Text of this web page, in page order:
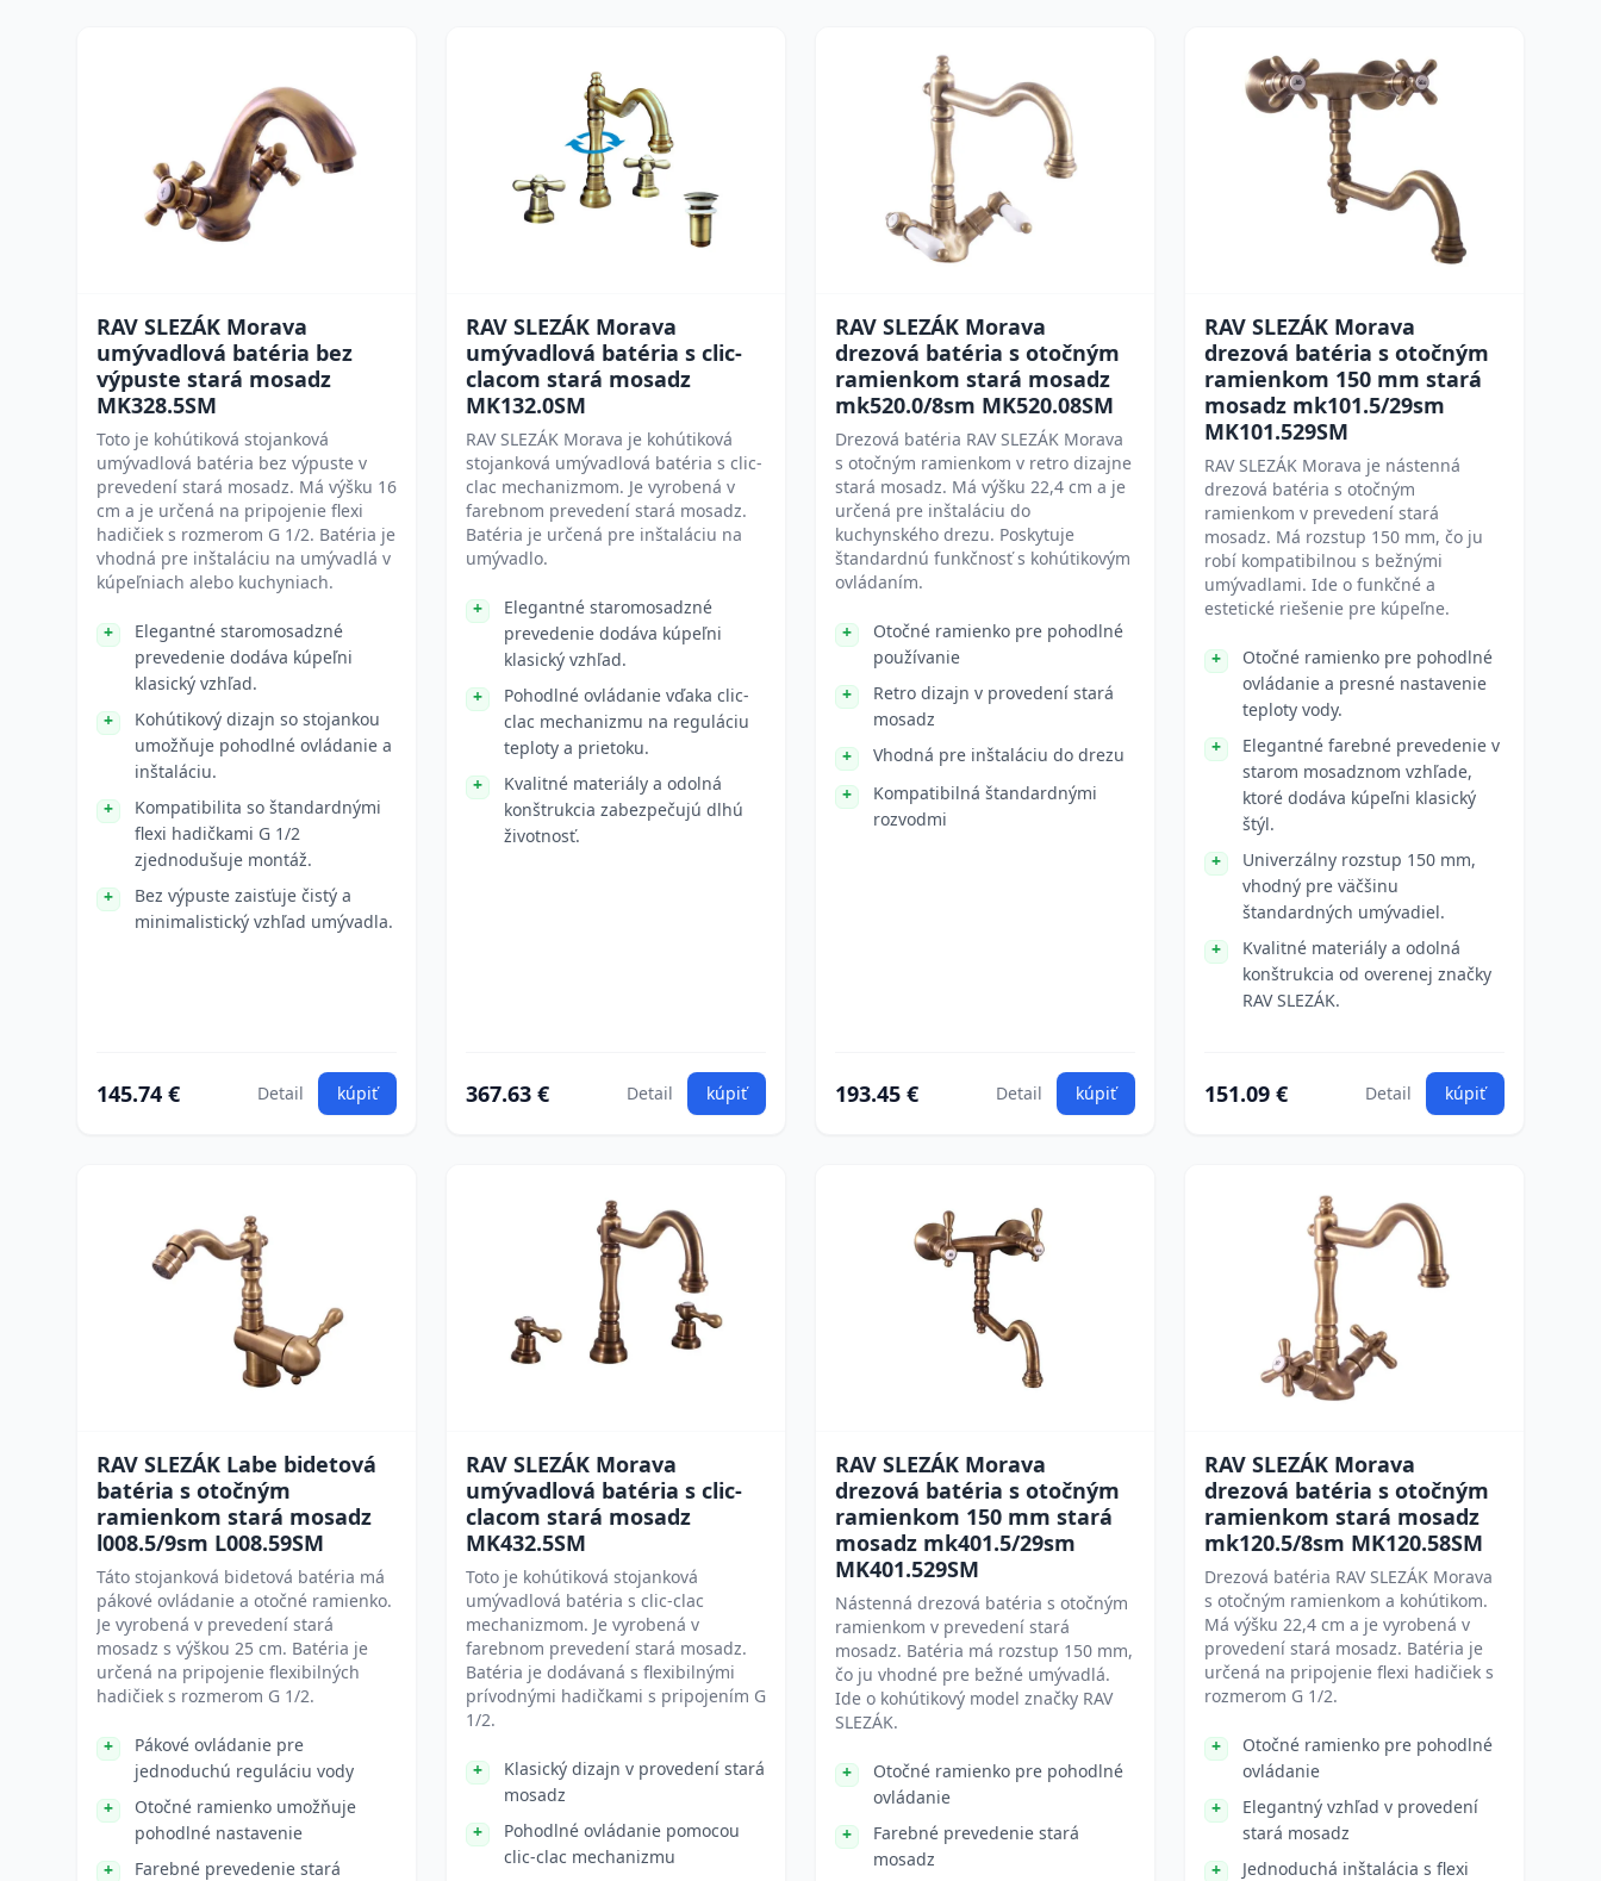
RAV SLEZÁK Morava
umývadlová batéria bez
výpuste stará mosadz
MK328.5SM
Toto je kohútiková stojanková
umývadlová batéria bez výpuste v
prevedení stará mosadz. Má výšku 16
cm a je určená na pripojenie flexi
hadičiek s rozmerom G 1/2. Batéria je
vhodná pre inštaláciu na umývadlá v
kúpeľniach alebo kuchyniach.
Elegantné staromosadzné
prevedenie dodáva kúpeľni
klasický vzhľad.
Kohútikový dizajn so stojankou
umožňuje pohodlné ovládanie a
inštaláciu.
Kompatibilita so štandardnými
flexi hadičkami G 1/2
zjednodušuje montáž.
Bez výpuste zaisťuje čistý a
minimalistický vzhľad umývadla.
145.74 € Detail kúpiť
RAV SLEZÁK Morava
umývadlová batéria s clic-
clacom stará mosadz
MK132.0SM
RAV SLEZÁK Morava je kohútiková
stojanková umývadlová batéria s clic-
clac mechanizmom. Je vyrobená v
farebnom prevedení stará mosadz.
Batéria je určená pre inštaláciu na
umývadlo.
Elegantné staromosadzné
prevedenie dodáva kúpeľni
klasický vzhľad.
Pohodlné ovládanie vďaka clic-
clac mechanizmu na reguláciu
teploty a prietoku.
Kvalitné materiály a odolná
konštrukcia zabezpečujú dlhú
životnosť.
367.63 € Detail kúpiť
RAV SLEZÁK Morava
drezová batéria s otočným
ramienkom stará mosadz
mk520.0/8sm MK520.08SM
Drezová batéria RAV SLEZÁK Morava
s otočným ramienkom v retro dizajne
stará mosadz. Má výšku 22,4 cm a je
určená pre inštaláciu do
kuchynského drezu. Poskytuje
štandardnú funkčnosť s kohútikovým
ovládaním.
Otočné ramienko pre pohodlné
používanie
Retro dizajn v provedení stará
mosadz
Vhodná pre inštaláciu do drezu
Kompatibilná štandardnými
rozvodmi
193.45 € Detail kúpiť
RAV SLEZÁK Morava
drezová batéria s otočným
ramienkom 150 mm stará
mosadz mk101.5/29sm
MK101.529SM
RAV SLEZÁK Morava je nástenná
drezová batéria s otočným
ramienkom v prevedení stará
mosadz. Má rozstup 150 mm, čo ju
robí kompatibilnou s bežnými
umývadlami. Ide o funkčné a
estetické riešenie pre kúpeľne.
Otočné ramienko pre pohodlné
ovládanie a presné nastavenie
teploty vody.
Elegantné farebné prevedenie v
starom mosadznom vzhľade,
ktoré dodáva kúpeľni klasický
štýl.
Univerzálny rozstup 150 mm,
vhodný pre väčšinu
štandardných umývadiel.
Kvalitné materiály a odolná
konštrukcia od overenej značky
RAV SLEZÁK.
151.09 € Detail kúpiť
RAV SLEZÁK Labe bidetová
batéria s otočným
ramienkom stará mosadz
l008.5/9sm L008.59SM
Táto stojanková bidetová batéria má
pákové ovládanie a otočné ramienko.
Je vyrobená v prevedení stará
mosadz s výškou 25 cm. Batéria je
určená na pripojenie flexibilných
hadičiek s rozmerom G 1/2.
Pákové ovládanie pre
jednoduchú reguláciu vody
Otočné ramienko umožňuje
pohodlné nastavenie
Farebné prevedenie stará
RAV SLEZÁK Morava
umývadlová batéria s clic-
clacom stará mosadz
MK432.5SM
Toto je kohútiková stojanková
umývadlová batéria s clic-clac
mechanizmom. Je vyrobená v
farebnom prevedení stará mosadz.
Batéria je dodávaná s flexibilnými
prívodnými hadičkami s pripojením G
1/2.
Klasický dizajn v provedení stará
mosadz
Pohodlné ovládanie pomocou
clic-clac mechanizmu
RAV SLEZÁK Morava
drezová batéria s otočným
ramienkom 150 mm stará
mosadz mk401.5/29sm
MK401.529SM
Nástenná drezová batéria s otočným
ramienkom v prevedení stará
mosadz. Batéria má rozstup 150 mm,
čo ju vhodné pre bežné umývadlá.
Ide o kohútikový model značky RAV
SLEZÁK.
Otočné ramienko pre pohodlné
ovládanie
Farebné prevedenie stará
mosadz
RAV SLEZÁK Morava
drezová batéria s otočným
ramienkom stará mosadz
mk120.5/8sm MK120.58SM
Drezová batéria RAV SLEZÁK Morava
s otočným ramienkom a kohútikom.
Má výšku 22,4 cm a je vyrobená v
provedení stará mosadz. Batéria je
určená na pripojenie flexi hadičiek s
rozmerom G 1/2.
Otočné ramienko pre pohodlné
ovládanie
Elegantný vzhľad v provedení
stará mosadz
Jednoduchá inštalácia s flexi